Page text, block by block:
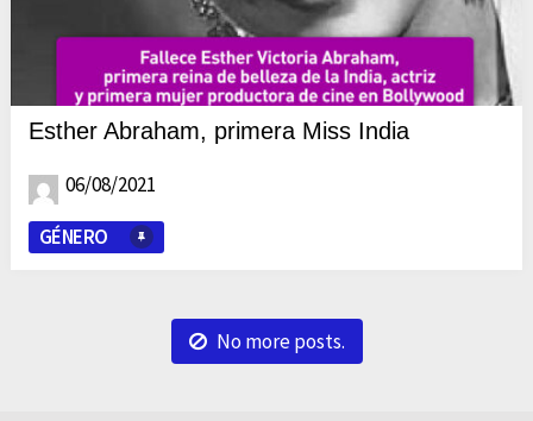
Esther Abraham, primera Miss India
06/08/2021
GÉNERO
No more posts.